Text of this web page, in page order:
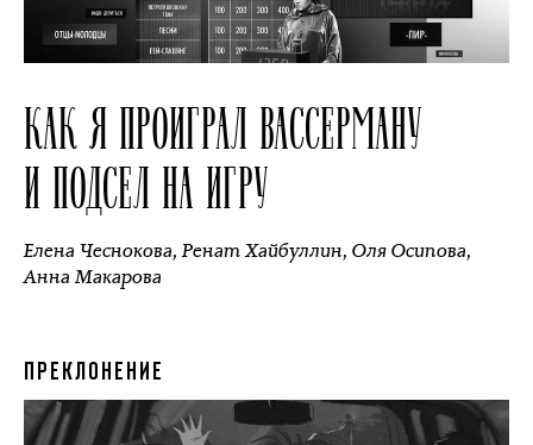
КАК Я ПРОИГРАЛ ВАССЕРМАНУ
И ПОДСЕЛ НА ИГРУ
Елена Чеснокова,Ренат Хайбуллин, Оля Осипова,
Анна Макарова
ПРЕКЛОНЕНИЕ